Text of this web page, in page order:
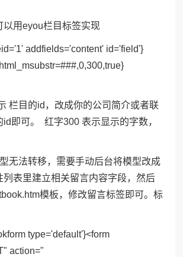
以用eyou栏目标签实现
addfields='content' id='field'}
栏目的id，改成你的公司简介或者联
id即可。 红字300 表示显示的字数，
无法转移，需要手动后台将模型改成
列表里建立相关留言内容字段，然后
模板，修改留言标签即可。标
type='default'}<form
action="